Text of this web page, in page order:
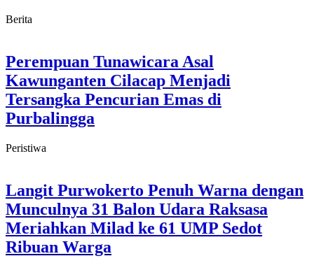
Berita
Perempuan Tunawicara Asal
Kawunganten Cilacap Menjadi
Tersangka Pencurian Emas di
Purbalingga
Peristiwa
Langit Purwokerto Penuh Warna dengan
Munculnya 31 Balon Udara Raksasa
Meriahkan Milad ke 61 UMP Sedot
Ribuan Warga